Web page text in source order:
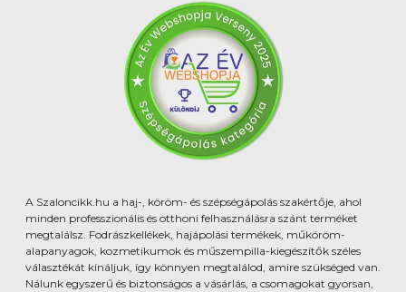
A Szaloncikk.hu a haj-, köröm- és szépségápolás szakértője, ahol
minden professzionális és otthoni felhasználásra szánt terméket
megtalálsz. Fodrászkellékek, hajápolási termékek, műköröm-
alapanyagok, kozmetikumok és műszempilla-kiegészítők széles
választékát kínáljuk, így könnyen megtalálod, amire szükséged van.
Nálunk egyszerű és biztonságos a vásárlás, a csomagokat gyorsan,